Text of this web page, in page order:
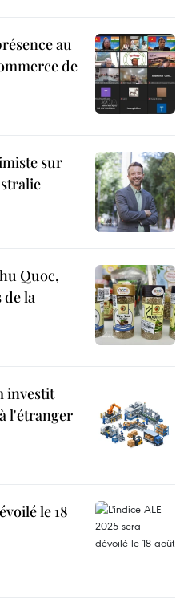
au
de
sur
Quoc,
de la
investit
l'étranger
le 18